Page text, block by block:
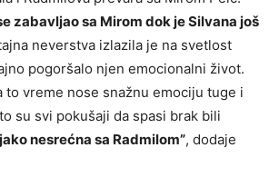
zabavljao sa Mirom dok je Silvana još
neverstva izlazila je na svetlost
pogoršalo njen emocionalni život.
to vreme nose snažnu emociju tuge i
su svi pokušaji da spasi brak bili
nesrećna sa Radmilom”, dodaje